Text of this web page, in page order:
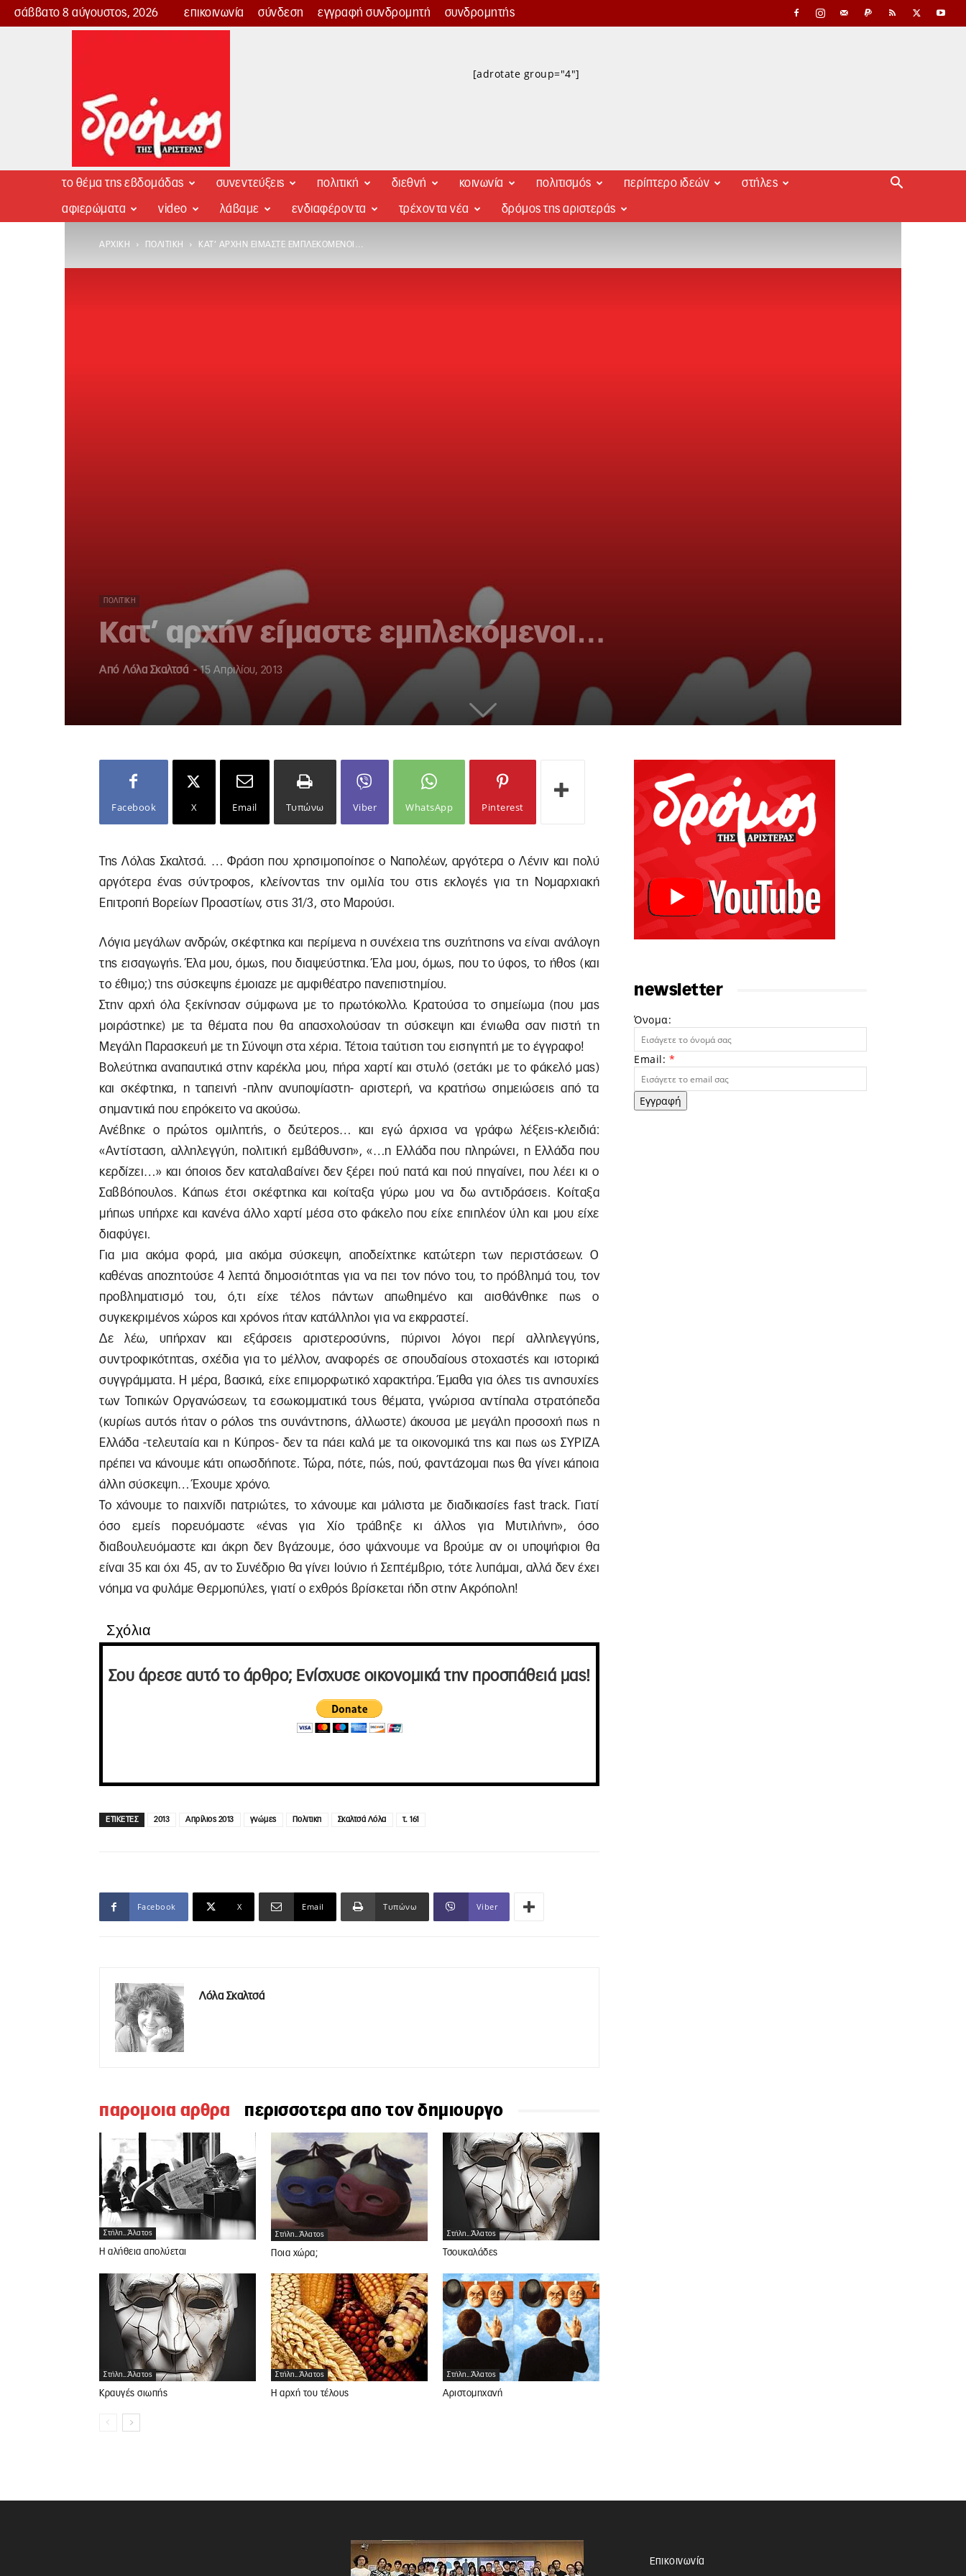
σάββατο 8 αύγουστος, 2026 επικοινωνία σύνδεση εγγραφή συνδρομητή συνδρομητής
Δρόμος
[adrotate group="4"]
το θέμα της εβδομάδας συνεντεύξεις πολιτική διεθνή κοινωνία πολιτισμός περίπτερο ιδεών στήλες
αφιερώματα video λάβαμε ενδιαφέροντα τρέχοντα νέα δρόμος της αριστεράς
ΑΡΧΙΚΉ ΠΟΛΙΤΙΚΉ ΚΑΤ’ ΑΡΧΉΝ ΕΊΜΑΣΤΕ ΕΜΠΛΕΚΌΜΕΝΟΙ…
ΠΟΛΙΤΙΚΉ
Κατ’ αρχήν είμαστε εμπλεκόμενοι…
Από Λόλα Σκαλτσά - 15 Απριλίου, 2013
Facebook X Email Τυπώνω Viber WhatsApp Pinterest
Της Λόλας Σκαλτσά. … Φράση που χρησιμοποίησε ο Ναπολέων, αργότερα ο Λένιν και πολύ
αργότερα ένας σύντροφος, κλείνοντας την ομιλία του στις εκλογές για τη Νομαρχιακή
Επιτροπή Βορείων Προαστίων, στις 31/3, στο Μαρούσι.
Λόγια μεγάλων ανδρών, σκέφτηκα και περίμενα η συνέχεια της συζήτησης να είναι ανάλογη
της εισαγωγής. Έλα μου, όμως, που διαψεύστηκα. Έλα μου, όμως, που το ύφος, το ήθος (και
το έθιμο;) της σύσκεψης έμοιαζε με αμφιθέατρο πανεπιστημίου.
Στην αρχή όλα ξεκίνησαν σύμφωνα με το πρωτόκολλο. Κρατούσα το σημείωμα (που μας
μοιράστηκε) με τα θέματα που θα απασχολούσαν τη σύσκεψη και ένιωθα σαν πιστή τη
Μεγάλη Παρασκευή με τη Σύνοψη στα χέρια. Τέτοια ταύτιση του εισηγητή με το έγγραφο!
Βολεύτηκα αναπαυτικά στην καρέκλα μου, πήρα χαρτί και στυλό (σετάκι με το φάκελό μας)
και σκέφτηκα, η ταπεινή -πλην ανυποψίαστη- αριστερή, να κρατήσω σημειώσεις από τα
σημαντικά που επρόκειτο να ακούσω.
Ανέβηκε ο πρώτος ομιλητής, ο δεύτερος… και εγώ άρχισα να γράφω λέξεις-κλειδιά:
«Aντίσταση, αλληλεγγύη, πολιτική εμβάθυνση», «…η Ελλάδα που πληρώνει, η Ελλάδα που
κερδίζει…» και όποιος δεν καταλαβαίνει δεν ξέρει πού πατά και πού πηγαίνει, που λέει κι ο
Σαββόπουλος. Κάπως έτσι σκέφτηκα και κοίταξα γύρω μου να δω αντιδράσεις. Κοίταξα
μήπως υπήρχε και κανένα άλλο χαρτί μέσα στο φάκελο που είχε επιπλέον ύλη και μου είχε
διαφύγει.
Για μια ακόμα φορά, μια ακόμα σύσκεψη, αποδείχτηκε κατώτερη των περιστάσεων. Ο
καθένας αποζητούσε 4 λεπτά δημοσιότητας για να πει τον πόνο του, το πρόβλημά του, τον
προβληματισμό του, ό,τι είχε τέλος πάντων απωθημένο και αισθάνθηκε πως ο
συγκεκριμένος χώρος και χρόνος ήταν κατάλληλοι για να εκφραστεί.
Δε λέω, υπήρχαν και εξάρσεις αριστεροσύνης, πύρινοι λόγοι περί αλληλεγγύης,
συντροφικότητας, σχέδια για το μέλλον, αναφορές σε σπουδαίους στοχαστές και ιστορικά
συγγράμματα. Η μέρα, βασικά, είχε επιμορφωτικό χαρακτήρα. Έμαθα για όλες τις ανησυχίες
των Τοπικών Οργανώσεων, τα εσωκομματικά τους θέματα, γνώρισα αντίπαλα στρατόπεδα
(κυρίως αυτός ήταν ο ρόλος της συνάντησης, άλλωστε) άκουσα με μεγάλη προσοχή πως η
Ελλάδα -τελευταία και η Κύπρος- δεν τα πάει καλά με τα οικονομικά της και πως ως ΣΥΡΙΖΑ
πρέπει να κάνουμε κάτι οπωσδήποτε. Τώρα, πότε, πώς, πού, φαντάζομαι πως θα γίνει κάποια
άλλη σύσκεψη… Έχουμε χρόνο.
Το χάνουμε το παιχνίδι πατριώτες, το χάνουμε και μάλιστα με διαδικασίες fast track. Γιατί
όσο εμείς πορευόμαστε «ένας για Χίο τράβηξε κι άλλος για Μυτιλήνη», όσο
διαβουλευόμαστε και άκρη δεν βγάζουμε, όσο ψάχνουμε να βρούμε αν οι υποψήφιοι θα
είναι 35 και όχι 45, αν το Συνέδριο θα γίνει Ιούνιο ή Σεπτέμβριο, τότε λυπάμαι, αλλά δεν έχει
νόημα να φυλάμε Θερμοπύλες, γιατί ο εχθρός βρίσκεται ήδη στην Ακρόπολη!
Σχόλια
Σου άρεσε αυτό το άρθρο; Ενίσχυσε οικονομικά την προσπάθειά μας!
ΕΤΙΚΕΤΕΣ 2013 Απρίλιος 2013 γνώμες Πολιτικη Σκαλτσά Λόλα τ. 161
Facebook X Email Τυπώνω Viber
Λόλα Σκαλτσά
παρομοια αρθρα περισσοτερα απο τον δημιουργο
Στήλη...άλατος
Η αλήθεια απολύεται
Στήλη...άλατος
Ποια χώρα;
Στήλη...άλατος
Τσουκαλάδες
Στήλη...άλατος
Κραυγές σιωπής
Στήλη...άλατος
Η αρχή του τέλους
Στήλη...άλατος
Αριστομηχανή
newsletter
Όνομα:
Email: *
Εγγραφή
Επικοινωνία